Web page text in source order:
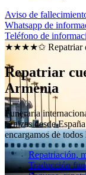
Aviso de
Whatsapp de
Teléfono de
★★★★✩ Repatriar
Repatriar
Armenia
Funeraria
cenizas desde
encargamos de
Repatriación,
Traducción